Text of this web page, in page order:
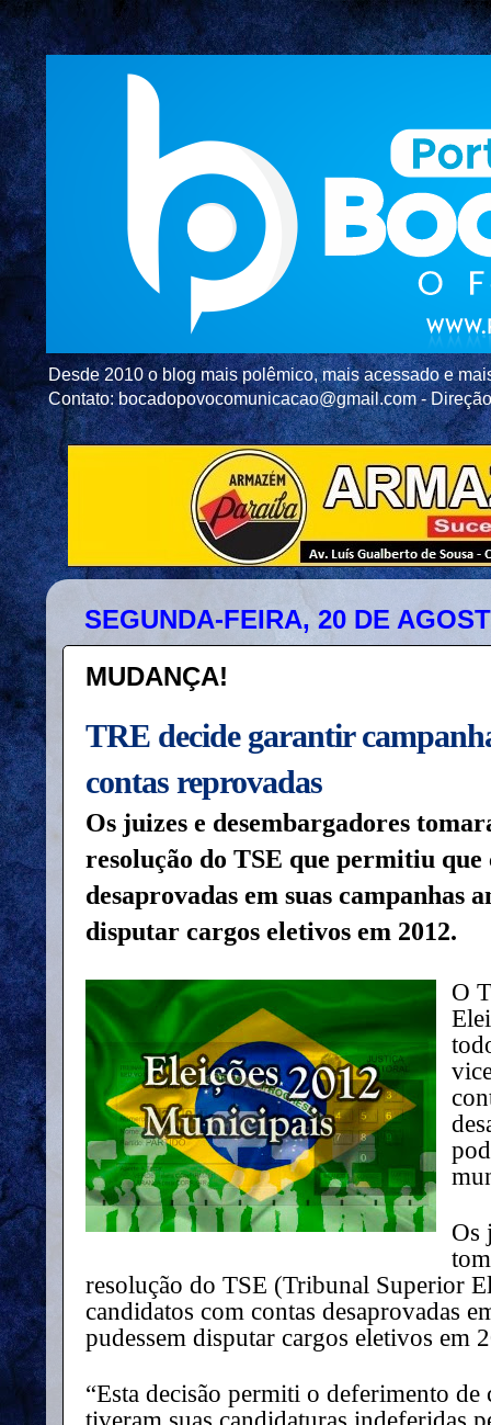
Desde 2010 o blog mais polêmico, mais acessado e
Contato: bocadopovocomunicacao@gmail.com -
SEGUNDA-FEIRA, 20 DE
MUDANÇA!
TRE decide garantir
contas reprovadas
Os juizes e desembargadores
resolução do TSE que permitiu que
desaprovadas em suas campanhas
disputar cargos eletivos em 2012.
O
Os
resolução do TSE (Tribunal Superior
candidatos com contas desaprovadas
pudessem disputar cargos eletivos em
“Esta decisão permiti o deferimento de